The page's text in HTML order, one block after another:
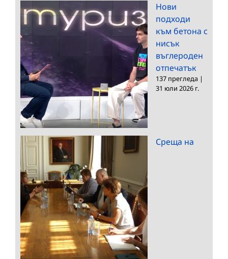
Нови
подходи
към бетона с
нисък
въглероден
отпечатък
137 прегледа |
31 юли 2026 г.
Среща на